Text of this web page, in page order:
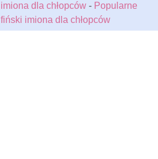
imiona dla chłopców - Popularne
fiński imiona dla chłopców